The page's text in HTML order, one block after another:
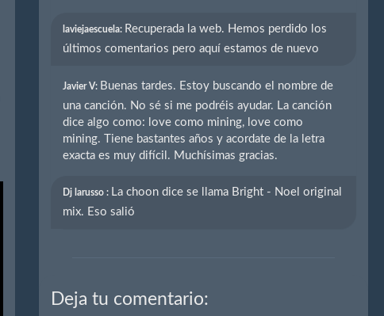
laviejaescuela: Recuperada la web. Hemos perdido los
últimos comentarios pero aquí estamos de nuevo
Javier V: Buenas tardes. Estoy buscando el nombre de
una canción. No sé si me podréis ayudar. La canción
dice algo como: love como mining, love como
mining. Tiene bastantes años y acordate de la letra
exacta es muy difícil. Muchísimas gracias.
Dj larusso : La choon dice se llama Bright - Noel original
mix. Eso salió
Deja tu comentario: